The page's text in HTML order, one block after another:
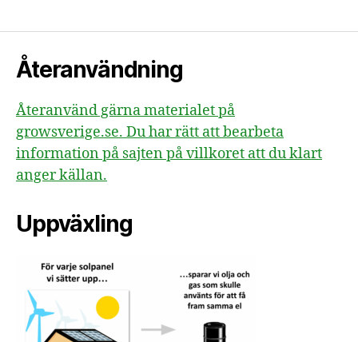
Återanvändning
Återanvänd gärna materialet på
growsverige.se. Du har rätt att bearbeta
information på sajten på villkoret att du klart
anger källan.
Uppväxling